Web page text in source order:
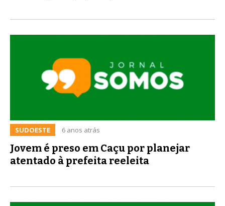
SUDOESTE 6 anos atrás
Jovem é preso em Caçu por planejar
atentado à prefeita reeleita